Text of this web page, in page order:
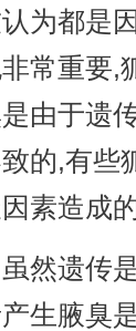
为都是
常重要,
由于遗
的,有些
素造成
遗传是
生腋臭